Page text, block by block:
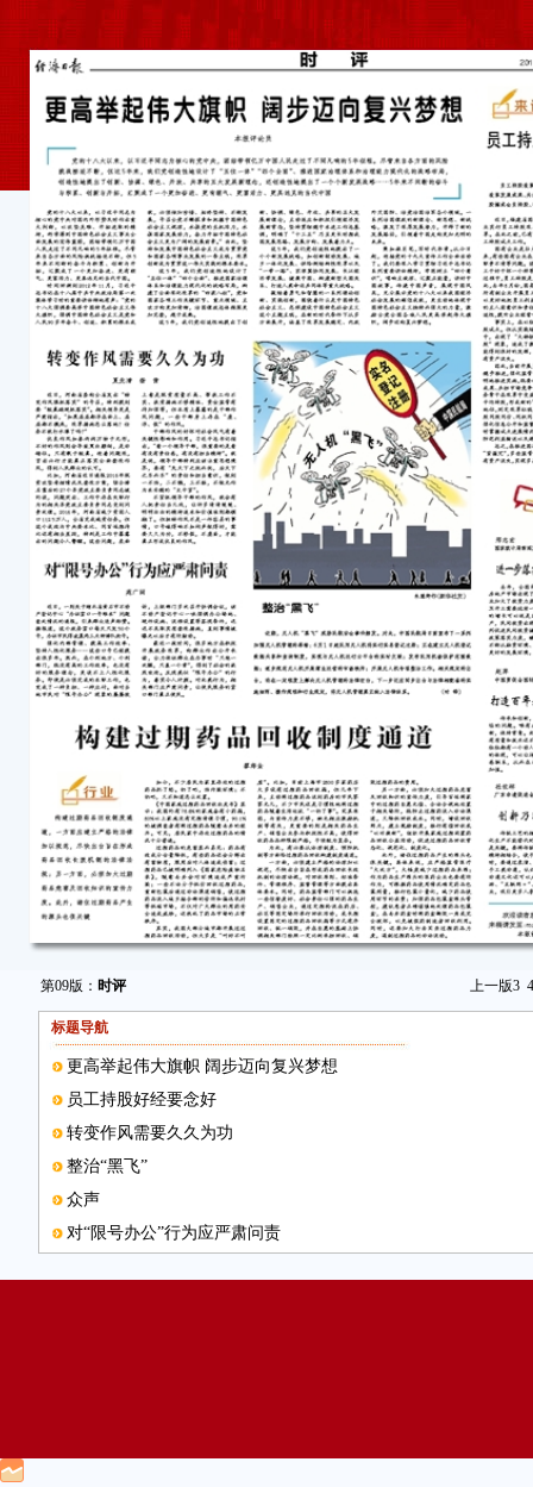
第09版： 时评 上一版3 4
标题导航
更高举起伟大旗帜 阔步迈向复兴梦想
员工持股好经要念好
转变作风需要久久为功
整治“黑飞”
众声
对“限号办公”行为应严肃问责